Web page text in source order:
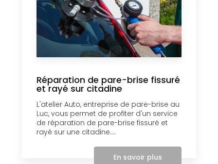
Réparation de pare-brise fissuré
et rayé sur citadine
L'atelier Auto, entreprise de pare-brise au
Luc, vous permet de profiter d'un service
de réparation de pare-brise fissuré et
rayé sur une citadine....
En savoir plus